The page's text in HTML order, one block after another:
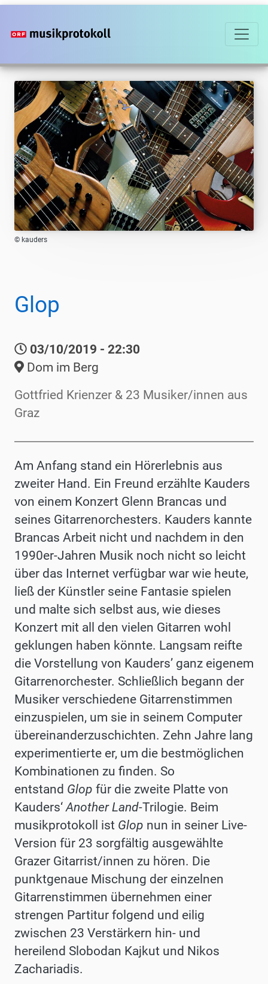
Direkt
zum
© kauders
Glop
03/10/2019 - 22:30
Dom im Berg
Gottfried Krienzer & 23 Musiker/innen aus
Graz
Am Anfang stand ein Hörerlebnis aus
zweiter Hand. Ein Freund erzählte Kauders
von einem Konzert Glenn Brancas und
seines Gitarrenorchesters. Kauders kannte
Brancas Arbeit nicht und nachdem in den
1990er-Jahren Musik noch nicht so leicht
über das Internet verfügbar war wie heute,
ließ der Künstler seine Fantasie spielen
und malte sich selbst aus, wie dieses
Konzert mit all den vielen Gitarren wohl
geklungen haben könnte. Langsam reifte
die Vorstellung von Kauders’ ganz eigenem
Gitarrenorchester. Schließlich begann der
Musiker verschiedene Gitarrenstimmen
einzuspielen, um sie in seinem Computer
übereinanderzuschichten. Zehn Jahre lang
experimentierte er, um die bestmöglichen
Kombinationen zu finden. So
entstand Glop für die zweite Platte von
Kauders‘ Another Land-Trilogie. Beim
musikprotokoll ist Glop nun in seiner Live-
Version für 23 sorgfältig ausgewählte
Grazer Gitarrist/innen zu hören. Die
punktgenaue Mischung der einzelnen
Gitarrenstimmen übernehmen einer
strengen Partitur folgend und eilig
zwischen 23 Verstärkern hin- und
hereilend Slobodan Kajkut und Nikos
Zachariadis.